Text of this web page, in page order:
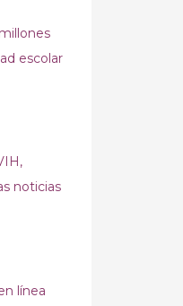
escolar
noticias
línea